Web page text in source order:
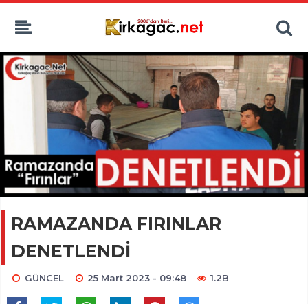
RAMAZANDA FIRINLAR
DENETLENDİ
GÜNCEL 25 Mart 2023 - 09:48 1.2B